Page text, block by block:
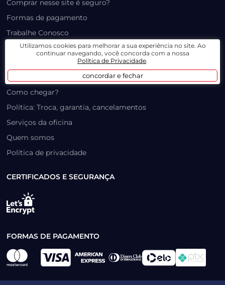
Comprar nesse site é seguro?
Formas de pagamento
Trabalhe Conosco
Minha Conta
LOJA FÍSICA
Como chegar?
Política: Troca, garantia, cancelamentos
Serviços da oficina
Quem somos
Política de privacidade
CERTIFICADOS E SEGURANÇA
FORMAS DE PAGAMENTO
Utilizamos cookies para melhorar a sua experiência no site. Ao
continuar navegando, você concorda com a nossa
Política de Privacidade.
concordar e fechar